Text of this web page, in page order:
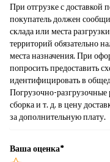
При отгрузке с
покупатель должен
склада или места
территорий обязательно
места назначения. При
попросить предоставить
идентифицировать в
Погрузочно-разгрузочные
сборка и т. д. в цену
за дополнительную плату.
Ваша оценка*